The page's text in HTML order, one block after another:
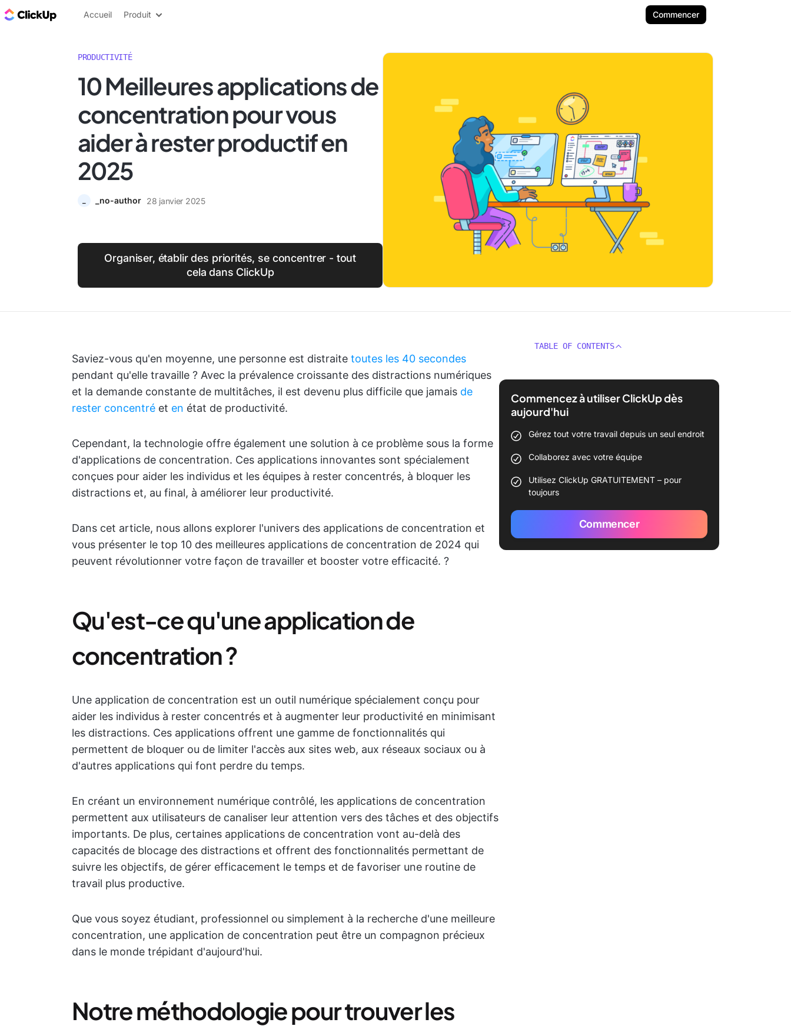
ClickUp Blog
Accueil Produit Commencer
PRODUCTIVITÉ
10 Meilleures applications de
concentration pour vous
aider à rester productif en
2025
_no-author 28 janvier 2025
Organiser, établir des priorités, se concentrer - tout
cela dans ClickUp
Saviez-vous qu'en moyenne, une personne est distraite toutes les 40 secondes
pendant qu'elle travaille ? Avec la prévalence croissante des distractions numériques
et la demande constante de multitâches, il est devenu plus difficile que jamais de
rester concentré et en état de productivité.
Cependant, la technologie offre également une solution à ce problème sous la forme
d'applications de concentration. Ces applications innovantes sont spécialement
conçues pour aider les individus et les équipes à rester concentrés, à bloquer les
distractions et, au final, à améliorer leur productivité.
Dans cet article, nous allons explorer l'univers des applications de concentration et
vous présenter le top 10 des meilleures applications de concentration de 2024 qui
peuvent révolutionner votre façon de travailler et booster votre efficacité. ?
Qu'est-ce qu'une application de
concentration ?
Une application de concentration est un outil numérique spécialement conçu pour
aider les individus à rester concentrés et à augmenter leur productivité en minimisant
les distractions. Ces applications offrent une gamme de fonctionnalités qui
permettent de bloquer ou de limiter l'accès aux sites web, aux réseaux sociaux ou à
d'autres applications qui font perdre du temps.
En créant un environnement numérique contrôlé, les applications de concentration
permettent aux utilisateurs de canaliser leur attention vers des tâches et des objectifs
importants. De plus, certaines applications de concentration vont au-delà des
capacités de blocage des distractions et offrent des fonctionnalités permettant de
suivre les objectifs, de gérer efficacement le temps et de favoriser une routine de
travail plus productive.
Que vous soyez étudiant, professionnel ou simplement à la recherche d'une meilleure
concentration, une application de concentration peut être un compagnon précieux
dans le monde trépidant d'aujourd'hui.
Notre méthodologie pour trouver les
TABLE OF CONTENTS
Commencez à utiliser ClickUp dès
aujourd'hui
Gérez tout votre travail depuis un seul endroit
Collaborez avec votre équipe
Utilisez ClickUp GRATUITEMENT – pour
toujours
Commencer